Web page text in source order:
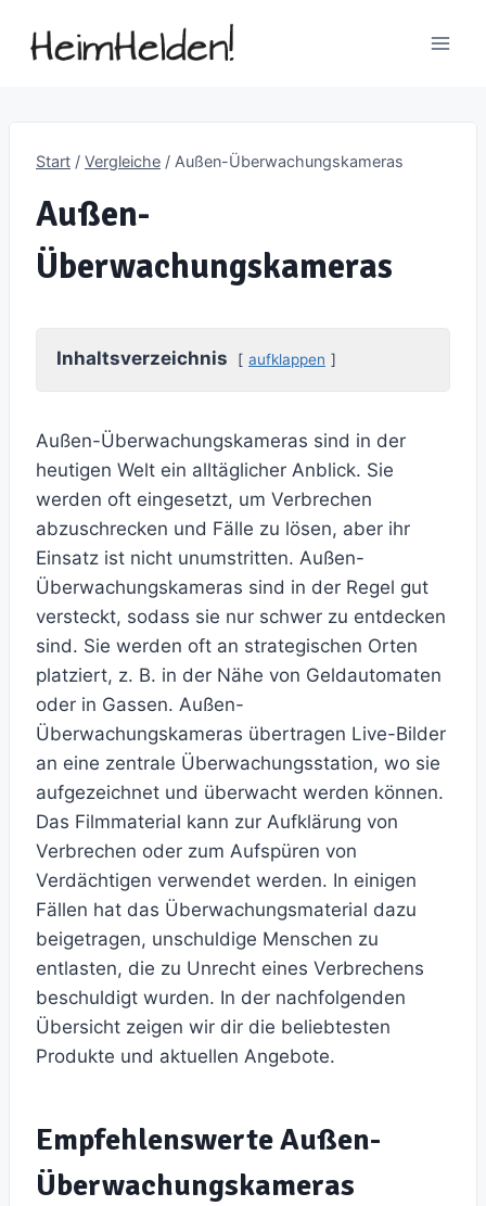
Inhalt
Start / Vergleiche / Außen-Überwachungskameras
Außen-
Überwachungskameras
Inhaltsverzeichnis aufklappen
Außen-Überwachungskameras sind in der
heutigen Welt ein alltäglicher Anblick. Sie
werden oft eingesetzt, um Verbrechen
abzuschrecken und Fälle zu lösen, aber ihr
Einsatz ist nicht unumstritten. Außen-
Überwachungskameras sind in der Regel gut
versteckt, sodass sie nur schwer zu entdecken
sind. Sie werden oft an strategischen Orten
platziert, z. B. in der Nähe von Geldautomaten
oder in Gassen. Außen-
Überwachungskameras übertragen Live-Bilder
an eine zentrale Überwachungsstation, wo sie
aufgezeichnet und überwacht werden können.
Das Filmmaterial kann zur Aufklärung von
Verbrechen oder zum Aufspüren von
Verdächtigen verwendet werden. In einigen
Fällen hat das Überwachungsmaterial dazu
beigetragen, unschuldige Menschen zu
entlasten, die zu Unrecht eines Verbrechens
beschuldigt wurden. In der nachfolgenden
Übersicht zeigen wir dir die beliebtesten
Produkte und aktuellen Angebote.
Empfehlenswerte Außen-
Überwachungskameras